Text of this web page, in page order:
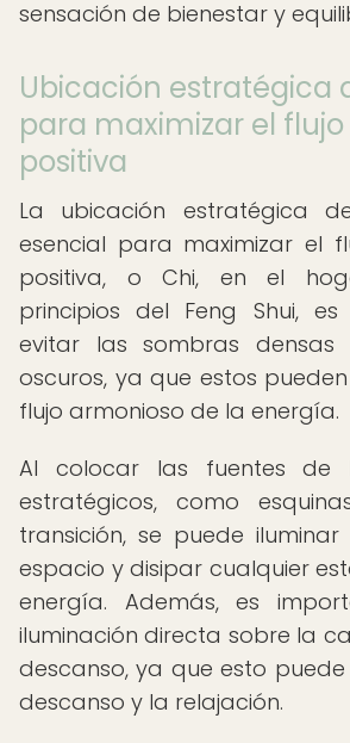
sensación de bienestar y
Ubicación estratégica
para maximizar el
positiva
La ubicación estratégica
esencial para maximizar el
positiva, o Chi, en el
principios del Feng Shui, es
evitar las sombras densas
oscuros, ya que estos
flujo armonioso de la energía.
Al colocar las fuentes de
estratégicos, como
transición, se puede
espacio y disipar cualquier
energía. Además, es
iluminación directa sobre la
descanso, ya que esto
descanso y la relajación.